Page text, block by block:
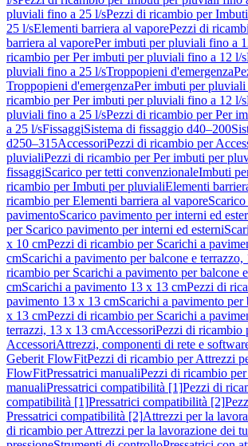
pluviali fino a 25 l/sPezzi di ricambio per
25 l/sElementi barriera al vaporePezzi di
barriera al vaporePer imbuti per pluviali fino a
ricambio per Per imbuti per pluviali fino a 12 l/s
pluviali fino a 25 l/sTroppopieni d'emergenza
Troppopieni d'emergenzaPer imbuti per
ricambio per Per imbuti per pluviali fino a 12 l/s
pluviali fino a 25 l/sPezzi di ricambio per Per
a 25 l/sFissaggiSistema di fissaggio d40–200
d250–315AccessoriPezzi di ricambio per
pluvialiPezzi di ricambio per Per imbuti per
fissaggiScarico per tetti convenzionaleImbuti
ricambio per Imbuti per pluvialiElementi
ricambio per Elementi barriera al vapore
pavimentoScarico pavimento per interni ed
per Scarico pavimento per interni ed esterni
x 10 cmPezzi di ricambio per Scarichi a
cmScarichi a pavimento per balcone e
ricambio per Scarichi a pavimento per balcone
cmScarichi a pavimento 13 x 13 cmPezzi di
pavimento 13 x 13 cmScarichi a pavimento
x 13 cmPezzi di ricambio per Scarichi a
terrazzi, 13 x 13 cmAccessoriPezzi di ricambio
AccessoriAttrezzi, componenti di rete e
Geberit FlowFitPezzi di ricambio per Attrezzi
FlowFitPressatrici manualiPezzi di ricambio per
manualiPressatrici compatibilità [1]Pezzi di
compatibilità [1]Pressatrici compatibilità [2]
Pressatrici compatibilità [2]Attrezzi per la
di ricambio per Attrezzi per la lavorazione dei